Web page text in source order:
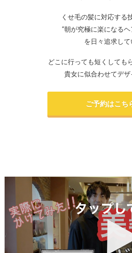
くせ毛の髪に対応する
“朝が究極に楽になるヘ
を日々追求して
どこに行っても短くしても
貴女に似合わせてデ
ご予約はこ